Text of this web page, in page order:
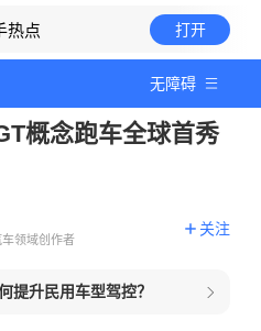
热点 打开
无障碍
概念跑车全球首秀
车领域创作者
关注
提升民用车型驾控？